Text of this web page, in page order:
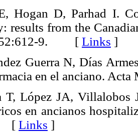
Hogan D, Parhad I.
results from the
9. [ Links ]
Guerra N, Días
en el anciano.
T, López JA, Villalobos
en ancianos
[ Links ]